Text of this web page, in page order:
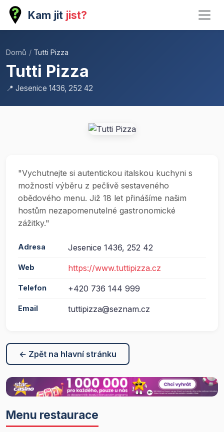
Kam jit jist?
Domů / Tutti Pizza
Tutti Pizza
📍 Jesenice 1436, 252 42
"Vychutnejte si autentickou italskou kuchyni s
možností výběru z pečlivě sestaveného
obědového menu. Již 18 let přinášíme našim
hostům nezapomenutelné gastronomické
zážitky."
Adresa Jesenice 1436, 252 42
Web https://www.tuttipizza.cz
Telefon +420 736 144 999
Email tuttipizza@seznam.cz
← Zpět na hlavní stránku
Menu restaurace